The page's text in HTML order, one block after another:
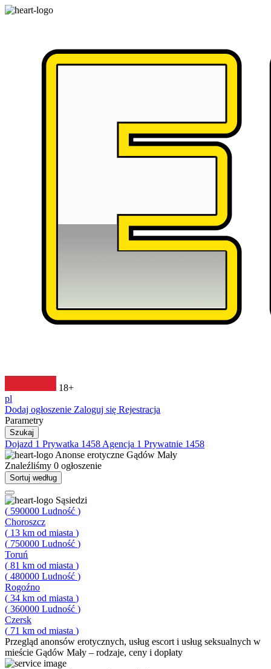
18+
pl
Dodaj ogłoszenie Zaloguj się Rejestracja
Parametry
Szukaj
Dojazd 1 Prywatka 1458 Agencja 1 Prywatnie 1458
Anonse erotyczne Gądów Mały
Znaleźliśmy 0 ogłoszenie
Sortuj według
Sąsiedzi
( 590000 Ludność )
Choroszcz
( 13 km od miasta )
( 750000 Ludność )
Toruń
( 81 km od miasta )
( 480000 Ludność )
Rogoźno
( 34 km od miasta )
( 360000 Ludność )
Czersk
( 71 km od miasta )
Przegląd anonsów erotycznych, usług escort i usług seksualnych w
mieście Gądów Mały – rodzaje, ceny i dopłaty